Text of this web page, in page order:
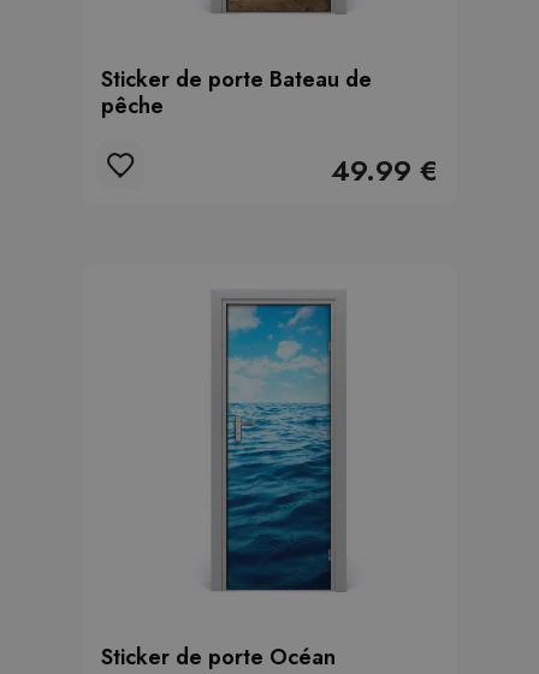
Sticker de porte Bateau de
pêche
49.99 €
Sticker de porte Océan